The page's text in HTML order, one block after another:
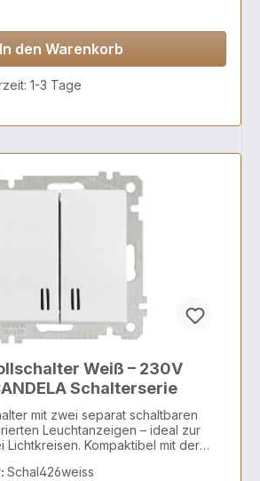
In den Warenkorb
1-3 Tage
Weiß – 230V
Schalterserie
mit zwei separat schaltbaren
Leuchtanzeigen – ideal zur
Lichtkreisen. Kompaktibel mit der
Schal426weiss